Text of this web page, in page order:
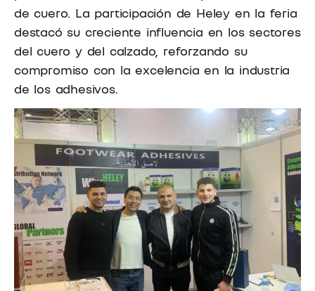
de cuero. La participación de Heley en la feria
destacó su creciente influencia en los sectores
del cuero y del calzado, reforzando su
compromiso con la excelencia en la industria
de los adhesivos.